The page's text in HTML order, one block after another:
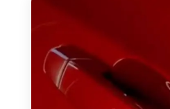
інвестуєте в збереження
— це
впливу, а глибока
кераміка
підкреслює глибину кольору,
відтінках кузова.